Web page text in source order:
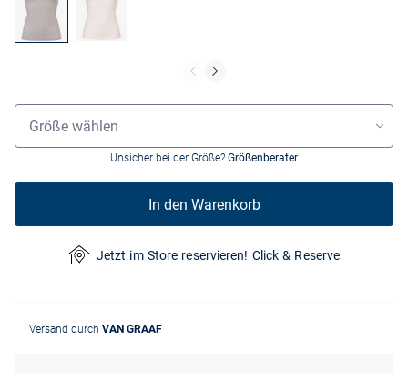
Größenauswahl
Größe wählen
Unsicher bei der Größe? Größenberater
In den Warenkorb
Jetzt im Store reservieren! Click & Reserve
Versand durch VAN GRAAF